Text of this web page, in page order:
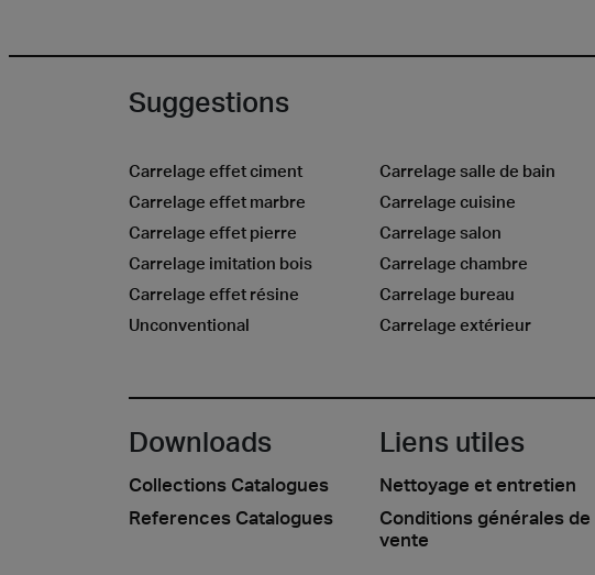
Suggestions
Carrelage effet ciment
Carrelage effet marbre
Carrelage effet pierre
Carrelage imitation bois
Carrelage effet résine
Unconventional
Carrelage salle de bain
Carrelage cuisine
Carrelage salon
Carrelage chambre
Carrelage bureau
Carrelage extérieur
Downloads
Collections Catalogues
References Catalogues
Liens utiles
Nettoyage et entretien
Conditions générales de
vente